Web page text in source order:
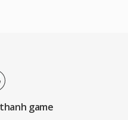
quy trình làm việc
hỏi cả tính đa dụng
cực kỳ mạnh mẽ.
game